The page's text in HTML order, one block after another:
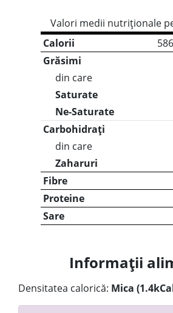
Valori medii nutriționale
Calorii
Grăsimi
din care
Saturate
Ne-Saturate
Carbohidrați
din care
Zaharuri
Fibre
Proteine
Sare
Informații
Densitatea calorică: Mica